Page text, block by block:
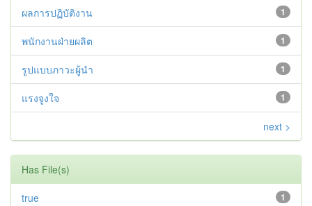
1
ผลการปฏิบัติงาน
1
พนักงานฝ่ายผลิต
1
รูปแบบภาวะผู้นำ
1
แรงจูงใจ
next >
Has File(s)
1
true